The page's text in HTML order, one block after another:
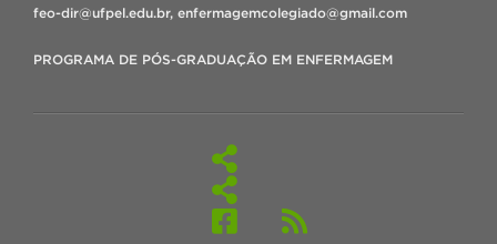
feo-dir@ufpel.edu.br, enfermagemcolegiado@gmail.com
PROGRAMA DE PÓS-GRADUAÇÃO EM ENFERMAGEM